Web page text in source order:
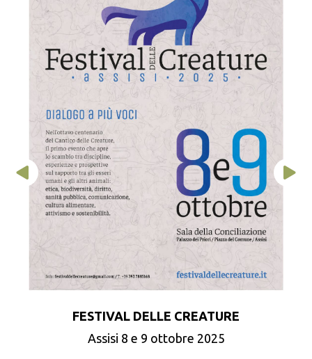
FESTIVAL DELLE CREATURE
Assisi 8 e 9 ottobre 2025